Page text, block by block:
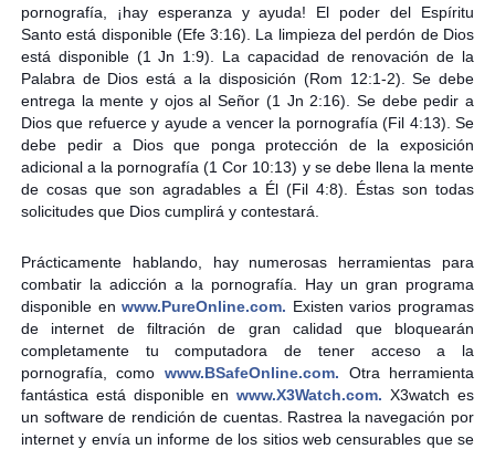
pornografía, ¡hay esperanza y ayuda! El poder del Espíritu
Santo está disponible (Efe 3:16). La limpieza del perdón de Dios
está disponible (1 Jn 1:9). La capacidad de renovación de la
Palabra de Dios está a la disposición (Rom 12:1-2). Se debe
entrega la mente y ojos al Señor (1 Jn 2:16). Se debe pedir a
Dios que refuerce y ayude a vencer la pornografía (Fil 4:13). Se
debe pedir a Dios que ponga protección de la exposición
adicional a la pornografía (1 Cor 10:13) y se debe llena la mente
de cosas que son agradables a Él (Fil 4:8). Éstas son todas
solicitudes que Dios cumplirá y contestará.
Prácticamente hablando, hay numerosas herramientas para
combatir la adicción a la pornografía. Hay un gran programa
disponible enwww.PureOnline.com. Existen varios programas
de internet de filtración de gran calidad que bloquearán
completamente tu computadora de tener acceso a la
pornografía, como www.BSafeOnline.com. Otra herramienta
fantástica está disponible enwww.X3Watch.com. X3watch es
un software de rendición de cuentas. Rastrea la navegación por
internet y envía un informe de los sitios web censurables que se